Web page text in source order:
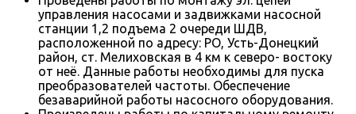
управления насосами и задвижками насосной
станции 1,2 подъема 2 очереди ШДВ,
расположенной по адресу: РО, Усть-Донецкий
район, ст. Мелиховская в 4 км к северо- востоку
от неё. Данные работы необходимы для пуска
преобразователей частоты. Обеспечение
безаварийной работы насосного оборудования.